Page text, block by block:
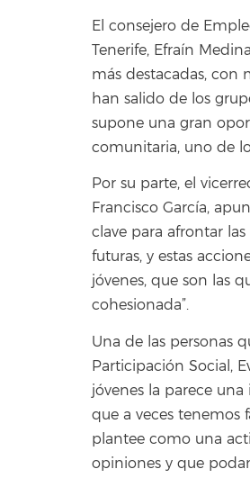
El consejero de
Tenerife, Efraín
más destacadas, con
han salido de los
supone una gran
comunitaria, uno de
Por su parte, el
Francisco García,
clave para afrontar
futuras, y estas
jóvenes, que son las
cohesionada”.
Una de las personas
Participación Social,
jóvenes la parece
que a veces tenemos
plantee como una
opiniones y que